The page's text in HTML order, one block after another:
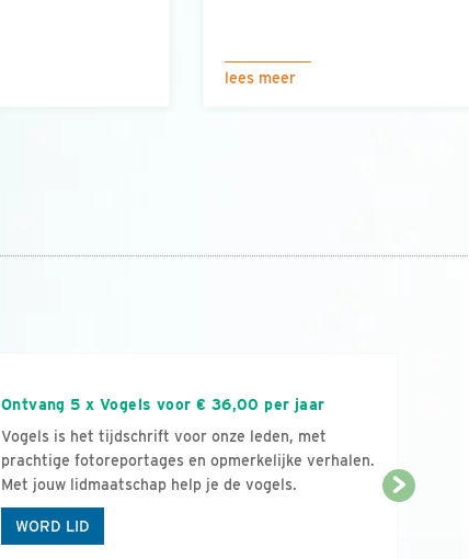
lees meer
Ontvang 5 x Vogels voor € 36,00 per jaar
Vogels is het tijdschrift voor onze leden, met
prachtige fotoreportages en opmerkelijke verhalen.
Met jouw lidmaatschap help je de vogels.
WORD LID